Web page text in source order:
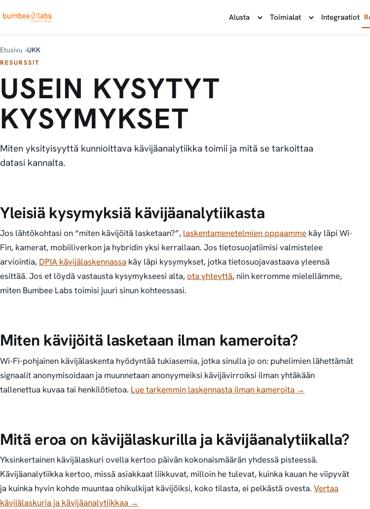
Alusta Toimialat Integraatiot
Etusivu UKK
RESURSSIT
USEIN KYSYTYT
KYSYMYKSET
Miten yksityisyyttä kunnioittava kävijäanalytiikka toimii ja mitä se tarkoittaa
datasi kannalta.
Yleisiä kysymyksiä kävijäanalytiikasta
Jos lähtökohtasi on “miten kävijöitä lasketaan?”, laskentamenetelmien oppaamme käy läpi Wi-
Fin, kamerat, mobiiliverkon ja hybridin yksi kerrallaan. Jos tietosuojatiimisi valmistelee
arviointia, DPIA kävijälaskennassa käy läpi kysymykset, jotka tietosuojavastaava yleensä
esittää. Jos et löydä vastausta kysymykseesi alta,ota yhteyttä, niin kerromme mielellämme,
miten Bumbee Labs toimisi juuri sinun kohteessasi.
Miten kävijöitä lasketaan ilman kameroita?
Wi-Fi-pohjainen kävijälaskenta hyödyntää tukiasemia, jotka sinulla jo on: puhelimien lähettämät
signaalit anonymisoidaan ja muunnetaan anonyymeiksi kävijävirroiksi ilman yhtäkään
tallenettua kuvaa tai henkilötietoa. Lue tarkemmin laskennasta ilman kameroita →
Mitä eroa on kävijälaskurilla ja kävijäanalytiikalla?
Yksinkertainen kävijälaskuri ovella kertoo päivän kokonaismäärän yhdessä pisteessä.
Kävijäanalytiikka kertoo, missä asiakkaat liikkuvat, milloin he tulevat, kuinka kauan he viipyvät
ja kuinka hyvin kohde muuntaa ohikulkijat kävijöiksi, koko tilasta, ei pelkästä ovesta. Vertaa
kävijälaskuria ja kävijäanalytiikkaa →